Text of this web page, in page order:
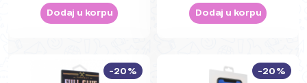
Dodaj u korpu Dodaj u korpu
-20% -20%